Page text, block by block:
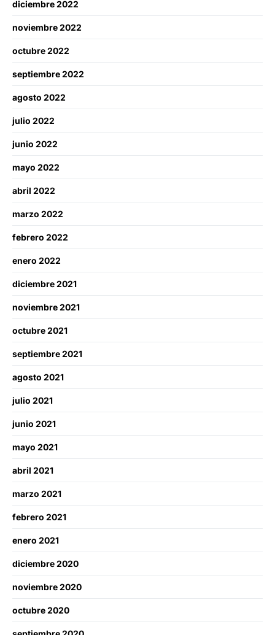
diciembre 2022
noviembre 2022
octubre 2022
septiembre 2022
agosto 2022
julio 2022
junio 2022
mayo 2022
abril 2022
marzo 2022
febrero 2022
enero 2022
diciembre 2021
noviembre 2021
octubre 2021
septiembre 2021
agosto 2021
julio 2021
junio 2021
mayo 2021
abril 2021
marzo 2021
febrero 2021
enero 2021
diciembre 2020
noviembre 2020
octubre 2020